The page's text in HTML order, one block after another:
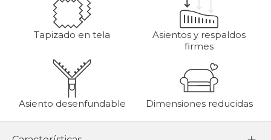
Tapizado en tela
Asientos y respaldos
firmes
Asiento desenfundable Dimensiones reducidas